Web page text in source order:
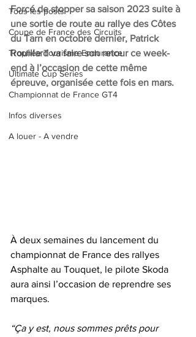
Tous les posts
Coupe de France des Circuits
Trophée Tourisme Endurance
Ultimate Cup Series
Championnat de France GT4
Infos diverses
A louer - A vendre
Forcé de stopper sa saison 2023 suite à
une sortie de route au rallye des Côtes
du Tarn en octobre dernier, Patrick
Rouillard va faire son retour ce week-
end à l’occasion de cette même
épreuve, organisée cette fois en mars.
À deux semaines du lancement du
championnat de France des rallyes
Asphalte au Touquet, le pilote Skoda
aura ainsi l’occasion de reprendre ses
marques.
“Ça y est, nous sommes prêts pour